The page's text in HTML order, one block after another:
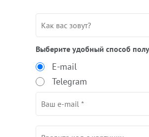
Выберите удобный способ
E-mail
Telegram